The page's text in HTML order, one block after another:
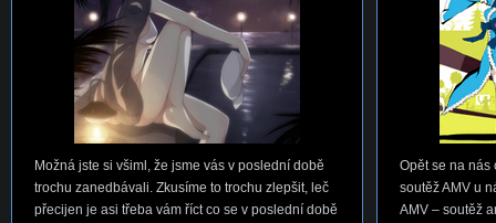
Možná jste si všiml, že jsme vás v poslední době
trochu zanedbávali. Zkusíme to trochu zlepšit, leč
přecijen je asi třeba vám říct co se v poslední době
Opět se na nás
soutěž AMV u
AMV – soutěž